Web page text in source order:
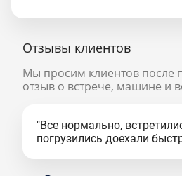
Отзывы клиентов
Мы просим клиентов после
отзыв о встрече, машине и
"Все нормально,
погрузились доехали